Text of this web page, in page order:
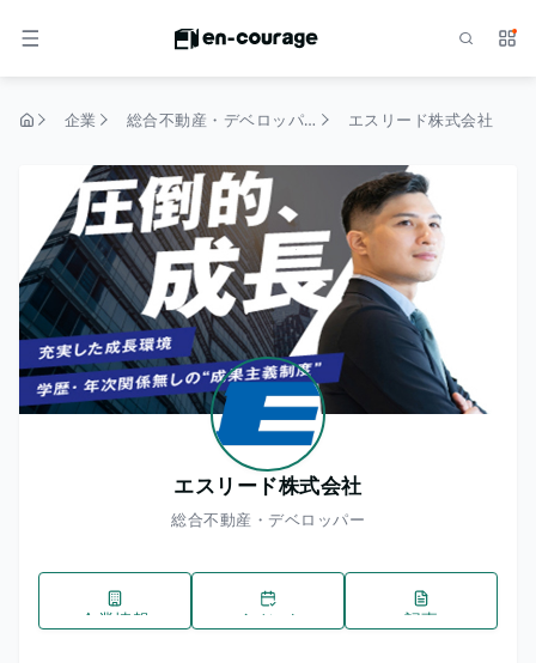
メニュー サ
企業 総合不動産・デベロッパー エスリード株式会社
エスリード株式会社
総合不動産・デベロッパー
企業情報 イベント 記事